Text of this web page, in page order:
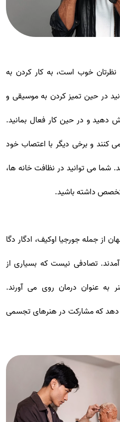
نظرتان خوب است، به کار کردن به
در حین تمیز کردن به موسیقی و
دهید و در حین کار فعال بمانید.
کنند و برخی دیگر با اعتصاب خود
شما می توانید در نظافت خانه ها،
داشته باشید.
از جمله جورجیا اوکیف، ادگار دگا
آمدند. تصادفی نیست که بسیاری از
به عنوان درمان روی می آورند.
که مشارکت در هنرهای تجسمی